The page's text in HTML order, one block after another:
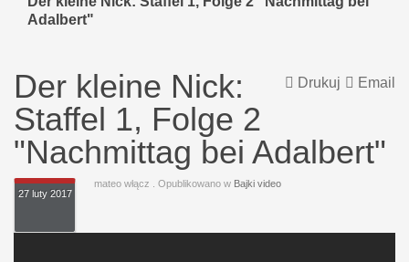
Adalbert"
Email
Drukuj
Der kleine Nick:
Staffel 1, Folge 2
"Nachmittag bei Adalbert"
mateo włącz
27 luty 2017
. Opublikowano w Bajki video